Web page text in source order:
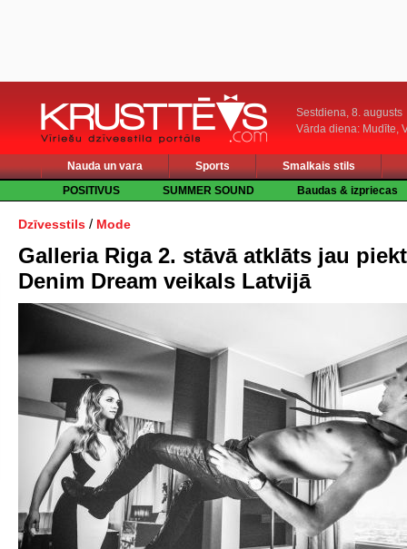
Sestdiena, 8. augusts
Vārda diena: Mudīte,
Nauda un vara Sports
Smalkais stils
POSITIVUS
SUMMER SOUND Baudas & izpriecas
Dzīvesstils / Mode
Galleria Riga 2. stāvā atklāts jau
Denim Dream veikals Latvijā